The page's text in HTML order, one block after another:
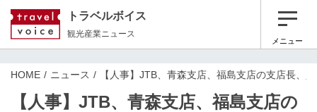
トラベルボイス
観光産業ニュース
メニュー
HOME ニュース 【人事】JTB、青森支店、福島支店の支店長
【人事】JTB、青森支店、福島支店の